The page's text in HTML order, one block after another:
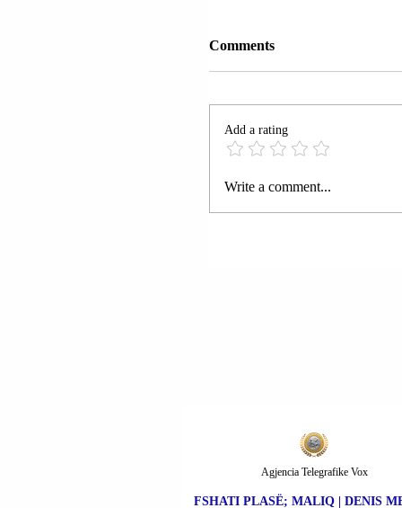
LAGJJA “DONAJ”;
Comments
Add a rating
Write a comment...
FSHATI PLASË; MALIQ | DENIS
Agjencia Telegrafike Vox